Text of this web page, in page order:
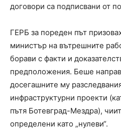
договори са подписвани от
ГЕРБ за пореден път
министър на вътрешните
борави с факти и
предположения. Беше
досегашните му
инфраструктурни проекти
пътя Ботевград-Мездра),
определени като „нулеви“.